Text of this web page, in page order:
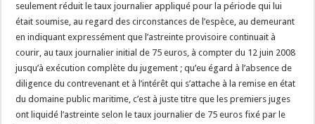
seulement réduit le taux journalier appliqué pour la période qui lui
était soumise, au regard des circonstances de l’espèce, au demeurant
en indiquant expressément que l’astreinte provisoire continuait à
courir, au taux journalier initial de 75 euros, à compter du 12 juin 2008
jusqu’à exécution complète du jugement ; qu’eu égard à l’absence de
diligence du contrevenant et à l’intérêt qui s’attache à la remise en état
du domaine public maritime, c’est à juste titre que les premiers juges
ont liquidé l’astreinte selon le taux journalier de 75 euros fixé par le